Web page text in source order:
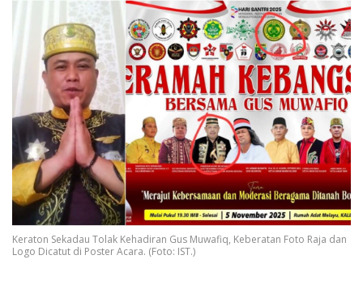
Keraton Sekadau Tolak Kehadiran Gus Muwafiq, Keberatan Foto Raja dan
Logo Dicatut di Poster Acara. (Foto: IST.)